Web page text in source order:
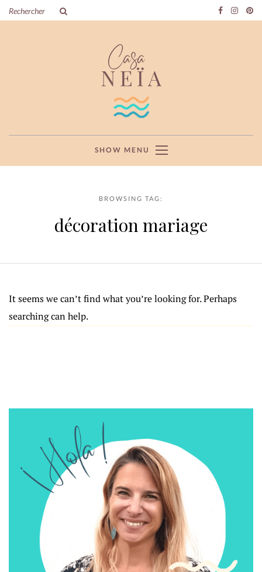
SHOW MENU
BROWSING TAG:
décoration mariage
It seems we can’t find what you’re looking for. Perhaps
searching can help.